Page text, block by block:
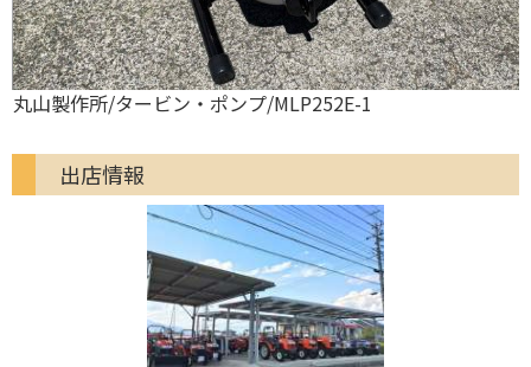
丸山製作所/タービン・ポンプ/MLP252E-1
出店情報